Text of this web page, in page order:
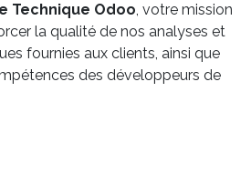
Technique Odoo, votre mission
la qualité de nos analyses et
fournies aux clients, ainsi que
des développeurs de